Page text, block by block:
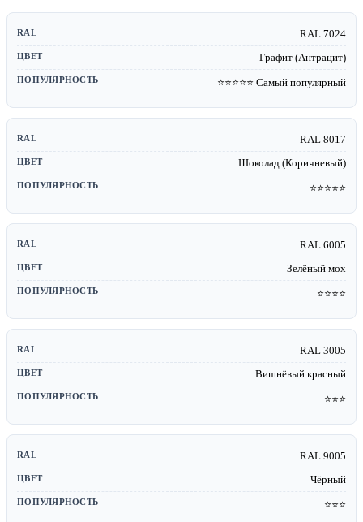
RAL 7024
Графит (Антрацит)
⭐⭐⭐⭐⭐ Самый популярный
RAL 8017
Шоколад (Коричневый)
⭐⭐⭐⭐⭐
RAL 6005
Зелёный мох
⭐⭐⭐⭐
RAL 3005
Вишнёвый красный
⭐⭐⭐
RAL 9005
Чёрный
⭐⭐⭐